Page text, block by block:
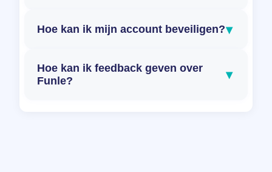
Hoe kan ik mijn account beveiligen?▾
Hoe kan ik feedback geven over
Funle?
▾